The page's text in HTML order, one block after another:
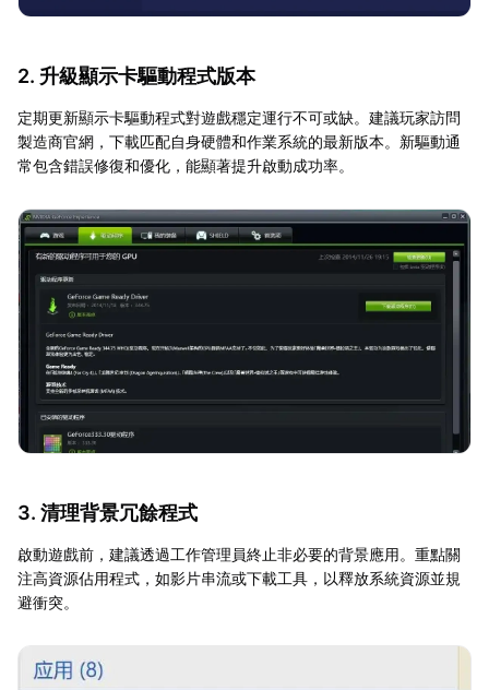
2. 升級顯示卡驅動程式版本
定期更新顯示卡驅動程式對遊戲穩定運行不可或缺。建議玩家訪問
製造商官網，下載匹配自身硬體和作業系統的最新版本。新驅動通
常包含錯誤修復和優化，能顯著提升啟動成功率。
3. 清理背景冗餘程式
啟動遊戲前，建議透過工作管理員終止非必要的背景應用。重點關
注高資源佔用程式，如影片串流或下載工具，以釋放系統資源並規
避衝突。